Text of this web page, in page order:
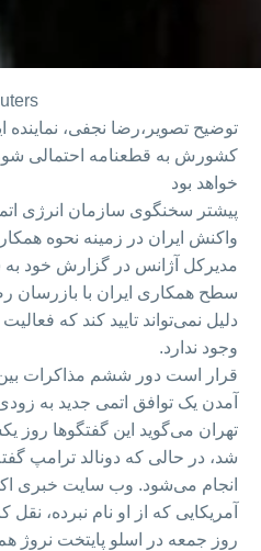
توضیح تصویر،رضا نجفی، نماینده
کشورش به قطعنامه احتمالی
خواهد بود
پیشتر سخنگوی سازمان انرژی
واکنش ایران در زمینه نحوه
مدیرکل آژانس در گزارش خود
سطح همکاری ایران با بازرسان
دلیل نمی‌تواند تایید کند که
وجود ندارد.
قرار است دور ششم مذاکرات بین
آمدن یک توافق اتمی جدید به
تهران می‌گوید این گفتگوها روز
شد، در حالی که دونالد ترامپ
انجام می‌شود. وب سایت خبری
آمریکایی که از او نام نبرده،
روز جمعه در اسلو پایتخت نروژ